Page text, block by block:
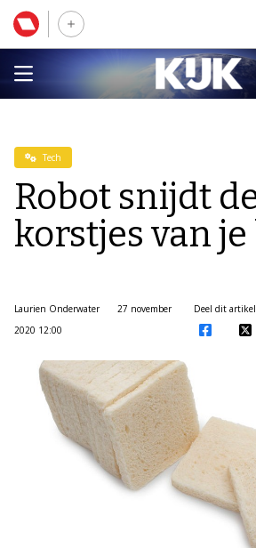
Tech
Robot snijdt
korstjes van
Laurien Onderwater
27 november
2020 12:00
Deel dit